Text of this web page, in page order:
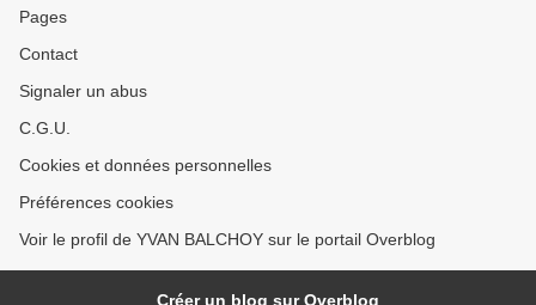
Pages
Contact
Signaler un abus
C.G.U.
Cookies et données personnelles
Préférences cookies
Voir le profil de YVAN BALCHOY sur le portail Overblog
Créer un blog sur Overblog